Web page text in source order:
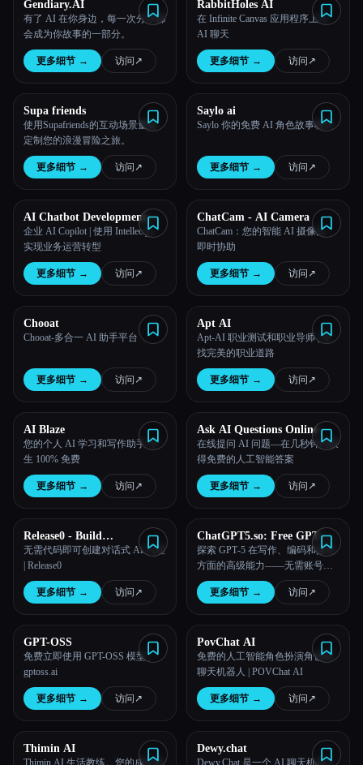
Gendiary.AI
有了 AI 在你身边，每一次分享都
会成为你故事的一部分。
更多细节 → 访问 ↗︎
RabbitHoles AI
在 Infinite Canvas 应用程序上与
AI 聊天
更多细节 → 访问 ↗︎
Supa friends
使用Supafriends的互动场景量身
定制您的浪漫冒险之旅。
更多细节 → 访问 ↗︎
Saylo ai
Saylo 你的免费 AI 角色故事聊天
更多细节 → 访问 ↗︎
AI Chatbot Development
Services
企业 AI Copilot | 使用 Intellectyx
实现业务运营转型
更多细节 → 访问 ↗︎
ChatCam - AI Camera
ChatCam：您的智能 AI 摄像头，
即时协助
更多细节 → 访问 ↗︎
Chooat
Chooat-多合一 AI 助手平台
更多细节 → 访问 ↗︎
Apt AI
Apt-AI 职业测试和职业导师 | 寻
找完美的职业道路
更多细节 → 访问 ↗︎
AI Blaze
您的个人 AI 学习和写作助手-学
生 100% 免费
更多细节 → 访问 ↗︎
Ask AI Questions Online
在线提问 AI 问题—在几秒钟内获
得免费的人工智能答案
更多细节 → 访问 ↗︎
Release0 - Build
Conversational Chatbot
Agents
无需代码即可创建对话式 AI 代理
| Release0
更多细节 → 访问 ↗︎
ChatGPT5.so: Free GPT‑5
Online With No Login
探索 GPT‑5 在写作、编码和推理
方面的高级能力——无需账号即
可立即免费在线访问。
更多细节 → 访问 ↗︎
GPT-OSS
免费立即使用 GPT-OSS 模型 |
gptoss.ai
更多细节 → 访问 ↗︎
PovChat AI
免费的人工智能角色扮演角色和
聊天机器人 | POVChat AI
更多细节 → 访问 ↗︎
Thimin AI
Thimin AI 生活教练。您的成长和
Dewy.chat
Dewy.Chat 是一个 AI 聊天机器人